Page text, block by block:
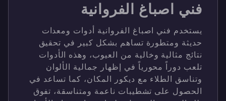
فني اصباغ الفروانية
يستخدم فني اصباغ الفروانية أدوات ومعدات
حديثة ومتطورة تساهم بشكل كبير في تحقيق
نتائج مثالية وخالية من العيوب، وهذه الأدوات
تلعب دوراً محورياً في إظهار جمالية الألوان
وتناسق الطلاء مع ديكور المكان، كما تساعد في
الحصول على تشطيبات ناعمة ومتناسقة، تفوق